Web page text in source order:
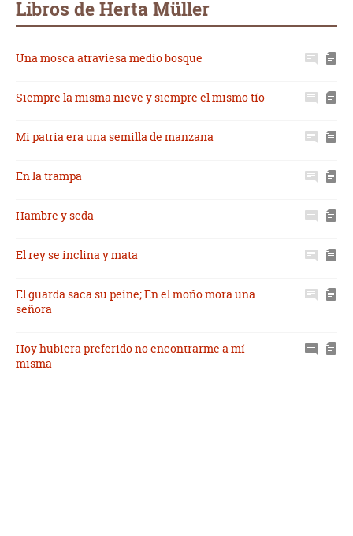
Libros de Herta Müller
Una mosca atraviesa medio bosque
Siempre la misma nieve y siempre el mismo tío
Mi patria era una semilla de manzana
En la trampa
Hambre y seda
El rey se inclina y mata
El guarda saca su peine; En el moño mora una
señora
Hoy hubiera preferido no encontrarme a mí
misma